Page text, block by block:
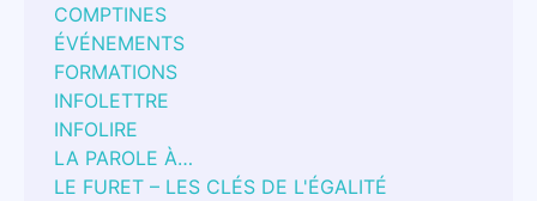
COMPTINES
ÉVÉNEMENTS
FORMATIONS
INFOLETTRE
INFOLIRE
LA PAROLE À…
LE FURET – LES CLÉS DE L'ÉGALITÉ